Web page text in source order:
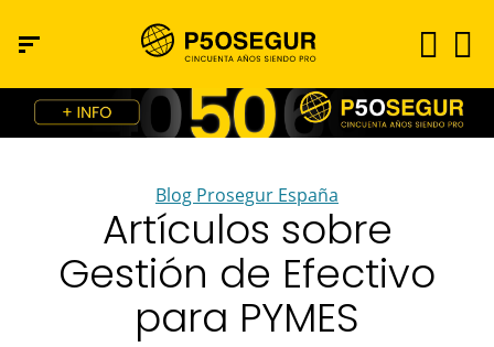
Blog Prosegur España
Artículos sobre
Gestión de Efectivo
para PYMES